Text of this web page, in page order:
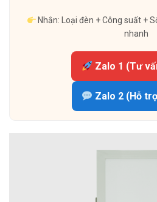
Nhắn: Loại đèn + Công suất +
nhanh
Zalo 1 (Tư
Zalo 2 (Hỗ